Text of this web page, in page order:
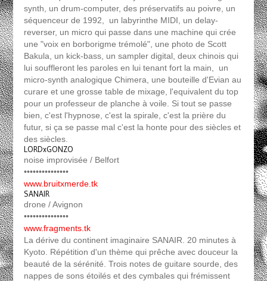
synth, un drum-computer, des préservatifs au poivre, un
séquenceur de 1992, un labyrinthe MIDI, un delay-
reverser, un micro qui passe dans une machine qui crée
une "voix en borborigme trémolé", une photo de Scott
Bakula, un kick-bass, un sampler digital, deux chinois qui
lui souffleront les paroles en lui tenant fort la main, un
micro-synth analogique Chimera, une bouteille d'Evian au
curare et une grosse table de mixage, l'equivalent du top
pour un professeur de planche à voile. Si tout se passe
bien, c'est l'hypnose, c'est la spirale, c'est la prière du
futur, si ça se passe mal c'est la honte pour des siècles et
des siècles.
LORDxGONZO
noise improvisée / Belfort
•••••••••••••••
www.bruitxmerde.tk
SANAIR
drone / Avignon
•••••••••••••••
www.fragments.tk
La dérive du continent imaginaire SANAIR. 20 minutes à
Kyoto. Répétition d'un thème qui prêche avec douceur la
beauté de la sérénité. Trois notes de guitare sourde, des
nappes de sons étoilés et des cymbales qui frémissent